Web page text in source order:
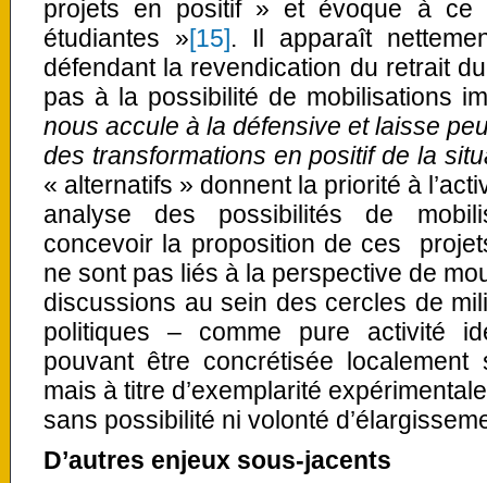
projets en positif » et évoque à ce
étudiantes »[15]. Il apparaît
défendant la revendication du retrait
pas à la possibilité de mobilisations
nous accule à la défensive et laisse
des transformations en positif de la
« alternatifs » donnent la priorité à
analyse des possibilités de
concevoir la proposition de ces
ne sont pas liés à la perspective de
discussions au sein des cercles de
politiques – comme pure activité
pouvant être concrétisée localement
mais à titre d’exemplarité
sans possibilité ni volonté
D’autres enjeux sous-jacents